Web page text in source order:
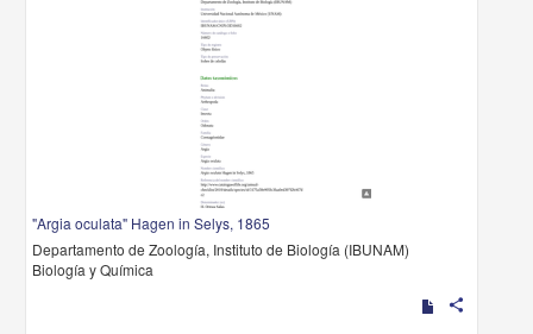
"Argia oculata" Hagen in Selys, 1865
Departamento de Zoología, Instituto de Biología (IBUNAM)
Biología y Química
share